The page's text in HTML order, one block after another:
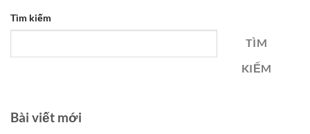
Tìm kiếm
TÌM
KIẾM
Bài viết mới